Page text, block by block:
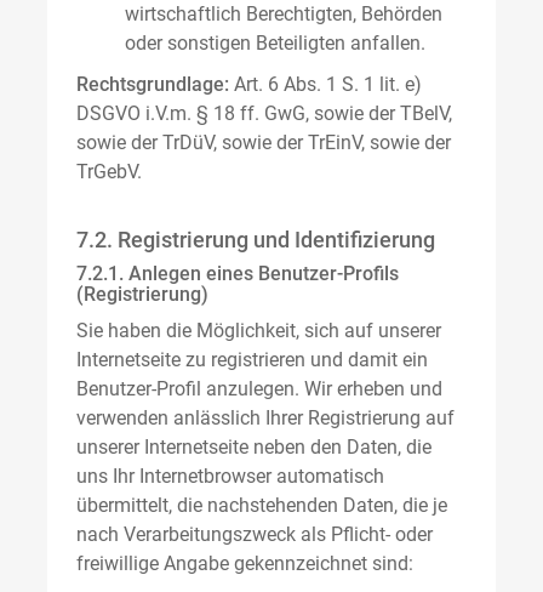
wirtschaftlich Berechtigten, Behörden
oder sonstigen Beteiligten anfallen.
Rechtsgrundlage: Art. 6 Abs. 1 S. 1 lit. e)
DSGVO i.V.m. § 18 ff. GwG, sowie der TBelV,
sowie der TrDüV, sowie der TrEinV, sowie der
TrGebV.
7.2. Registrierung und Identifizierung
7.2.1. Anlegen eines Benutzer-Profils
(Registrierung)
Sie haben die Möglichkeit, sich auf unserer
Internetseite zu registrieren und damit ein
Benutzer-Profil anzulegen. Wir erheben und
verwenden anlässlich Ihrer Registrierung auf
unserer Internetseite neben den Daten, die
uns Ihr Internetbrowser automatisch
übermittelt, die nachstehenden Daten, die je
nach Verarbeitungszweck als Pflicht- oder
freiwillige Angabe gekennzeichnet sind: